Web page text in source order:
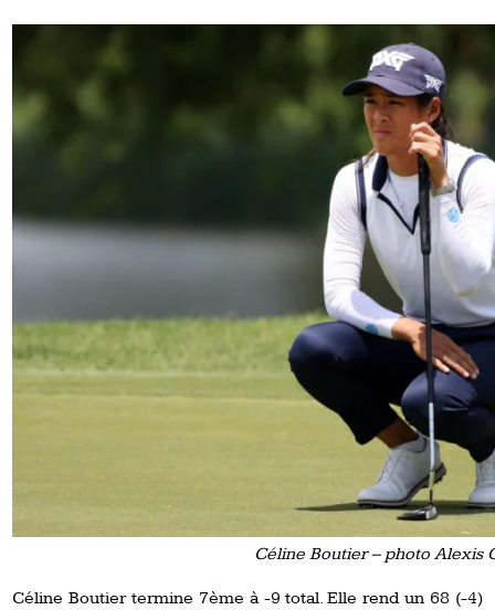
Céline Boutier – photo Alexis
Céline Boutier termine 7ème à -9 total. Elle rend un 68 (-4)